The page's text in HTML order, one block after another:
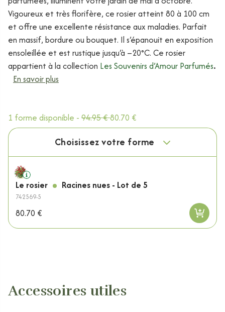
Vigoureux et très florifère, ce rosier atteint 80 à 100 cm
et offre une excellente résistance aux maladies. Parfait
en massif, bordure ou bouquet. Il s’épanouit en exposition
ensoleillée et est rustique jusqu’à –20°C. Ce rosier
appartient à la collection Les Souvenirs d’Amour Parfumés.
En savoir plus
1 forme disponible - 94.95 €80.70 €
Choisissez votre forme
Le rosier Racines nues - Lot de 5
742569-5
80.70 €
Accessoires utiles